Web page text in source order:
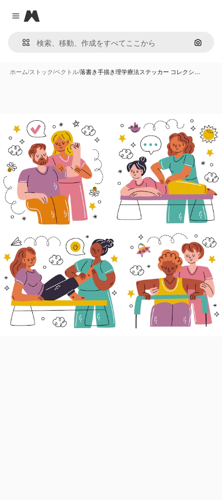
Close menu
Magnific
画像で
ホーム/ストック/ベクトル/落書き手描き理学療法ステッカー コレクシ…